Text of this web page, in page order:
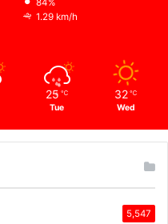
84%
1.29 km/h
25 ℃
Tue
32 ℃
Wed
5,547